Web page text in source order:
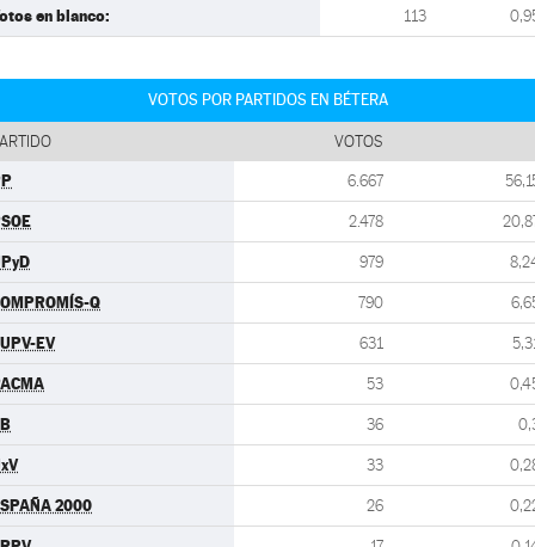
en blanco: 113
VOTOS POR PARTIDOS EN BÉTERA
VOTOS
6.667
2.478
979
Q 790
EV 631
53
36
33
2000 26